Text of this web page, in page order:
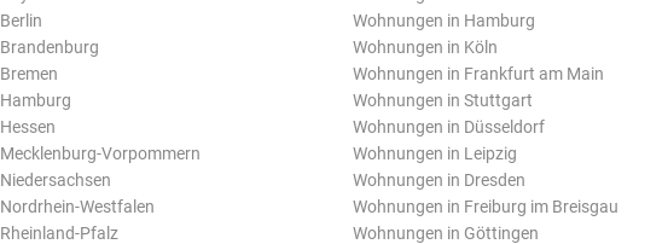
Berlin
Brandenburg
Bremen
Hamburg
Hessen
Mecklenburg-Vorpommern
Niedersachsen
Nordrhein-Westfalen
Rheinland-Pfalz
Wohnungen in Hamburg
Wohnungen in Köln
Wohnungen in Frankfurt am Main
Wohnungen in Stuttgart
Wohnungen in Düsseldorf
Wohnungen in Leipzig
Wohnungen in Dresden
Wohnungen in Freiburg im Breisgau
Wohnungen in Göttingen